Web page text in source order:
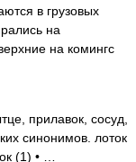
в грузовых
на
на комингс
прилавок, сосуд,
синонимов. лоток
(1) • …